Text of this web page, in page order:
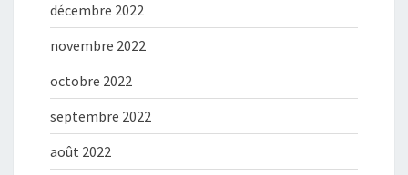
décembre 2022
novembre 2022
octobre 2022
septembre 2022
août 2022